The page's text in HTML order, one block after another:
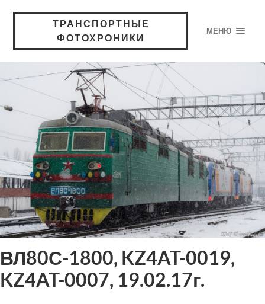
ТРАНСПОРТНЫЕ
ФОТОХРОНИКИ
МЕНЮ
ВЛ80С-1800, KZ4AT-0019,
KZ4AT-0007, 19.02.17г.